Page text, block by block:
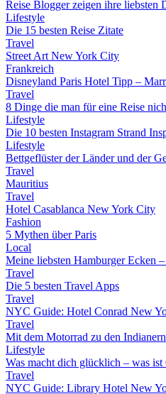
Reise Blogger zeigen ihre liebsten
Lifestyle
Die 15 besten Reise Zitate
Travel
Street Art New York City
Frankreich
Disneyland Paris Hotel Tipp –
Travel
8 Dinge die man für eine Reise
Lifestyle
Die 10 besten Instagram Strand
Lifestyle
Bettgeflüster der Länder und der
Travel
Mauritius
Travel
Hotel Casablanca New York City
Fashion
5 Mythen über Paris
Local
Meine liebsten Hamburger Ecken
Travel
Die 5 besten Travel Apps
Travel
NYC Guide: Hotel Conrad New
Travel
Mit dem Motorrad zu den
Lifestyle
Was macht dich glücklich – was
Travel
NYC Guide: Library Hotel New